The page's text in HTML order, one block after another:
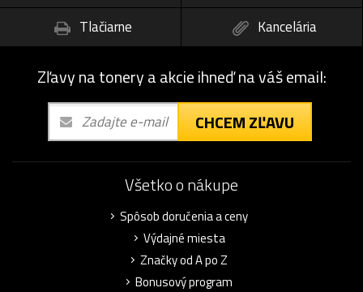
Tlačiarne
Kancelária
Zľavy na tonery a akcie ihneď na váš email:
CHCEM ZĽAVU
Všetko o nákupe
Spôsob doručenia a ceny
Výdajné miesta
Značky od A po Z
Bonusový program